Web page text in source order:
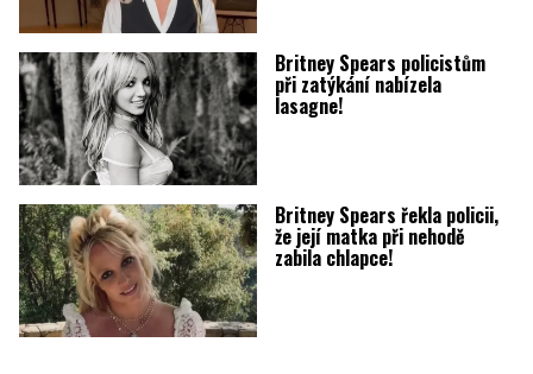
Britney Spears policistům
při zatýkání nabízela
lasagne!
Britney Spears řekla policii,
že její matka při nehodě
zabila chlapce!